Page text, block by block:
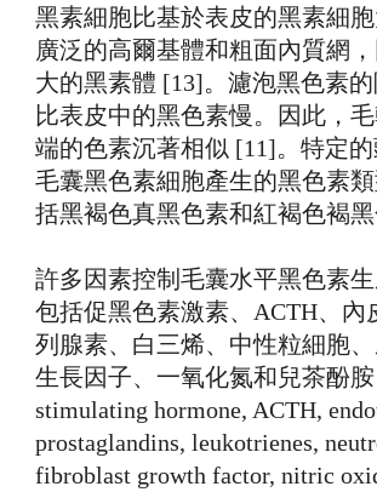
黑素細胞比基於表皮的黑素細
廣泛的高爾基體和粗面內質網
大的黑素體 [13]。濾泡黑色素
比表皮中的黑色素慢。因此，
端的色素沉著相似 [11]。特定
毛囊黑色素細胞產生的黑色素
括黑褐色真黑色素和紅褐色褐黑
許多因素控制毛囊水平黑色素生
包括促黑色素激素、ACTH、內
列腺素、白三烯、中性粒細胞
生長因子、一氧化氮和兒茶酚
stimulating hormone, ACTH,
prostaglandins, leukotrienes,
fibroblast growth factor, nitric